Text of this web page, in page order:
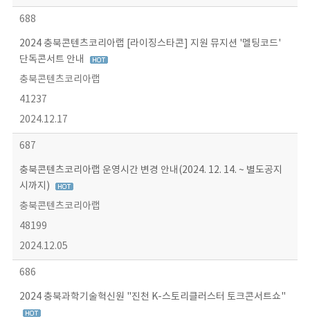
688
2024 충북콘텐츠코리아랩 [라이징스타콘] 지원 뮤지션 '멜팅코드'
단독콘서트 안내
충북콘텐츠코리아랩
41237
2024.12.17
687
충북콘텐츠코리아랩 운영시간 변경 안내(2024. 12. 14. ~ 별도공지
시까지)
충북콘텐츠코리아랩
48199
2024.12.05
686
2024 충북과학기술혁신원 "진천 K-스토리클러스터 토크콘서트쇼"